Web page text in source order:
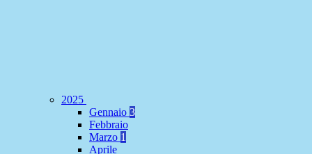
2025
Gennaio 3
Febbraio
Marzo 1
Aprile